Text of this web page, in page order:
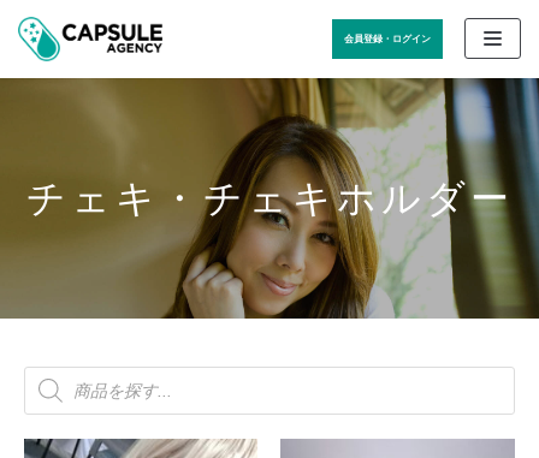
コ
ン
テ
ス
キ
会員登録・ログイン
チェキ・チェキホルダー